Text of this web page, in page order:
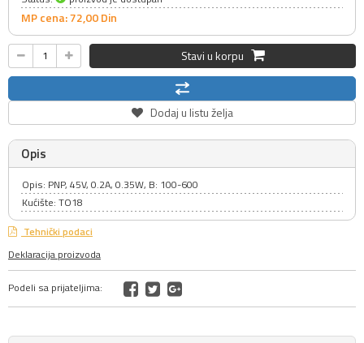
MP cena: 72,00Din
Stavi u korpu
Dodaj u listu želja
Opis
Opis: PNP, 45V, 0.2A, 0.35W, B: 100-600
Kućište: TO18
Tehnički podaci
Deklaracija proizvoda
Podeli sa prijateljima: